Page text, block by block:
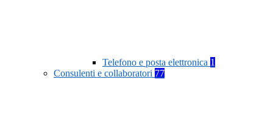
Telefono e posta elettronica 1
Consulenti e collaboratori 77